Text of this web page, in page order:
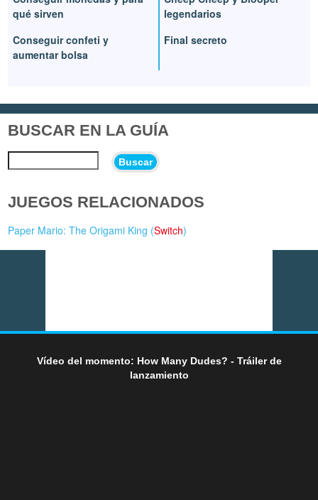
qué sirven
Conseguir confeti y
aumentar bolsa
legendarios
Final secreto
BUSCAR EN LA GUÍA
Buscar
JUEGOS RELACIONADOS
Paper Mario: The Origami King (Switch)
Vídeo del momento: How Many Dudes? - Tráiler de
lanzamiento